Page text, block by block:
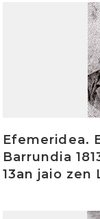
Efemeridea.
Barrundia
13an jaio zen